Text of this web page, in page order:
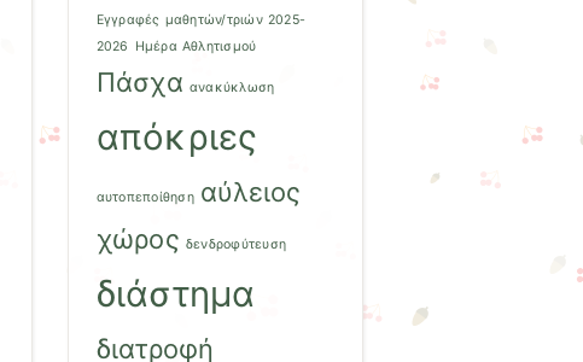
Εγγραφές μαθητών/τριών 2025-
2026
Ημέρα Αθλητισμού
Πάσχα ανακύκλωση
απόκριες
αυτοπεποίθηση αύλειος
χώρος δενδροφύτευση
διάστημα
διατροφή